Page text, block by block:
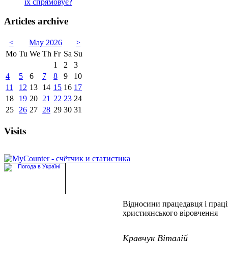
Articles archive
< May 2026
>
Mo Tu We Th Fr Sa Su
1
2
3
4
5 6 7 8 9
10
11
12 13 14 15 16 17
18
19 20 21 22 23 24
25
26 27 28 29 30 31
Visits
Відносини працедавця і
християнського віровчення
Кравчук Віталій